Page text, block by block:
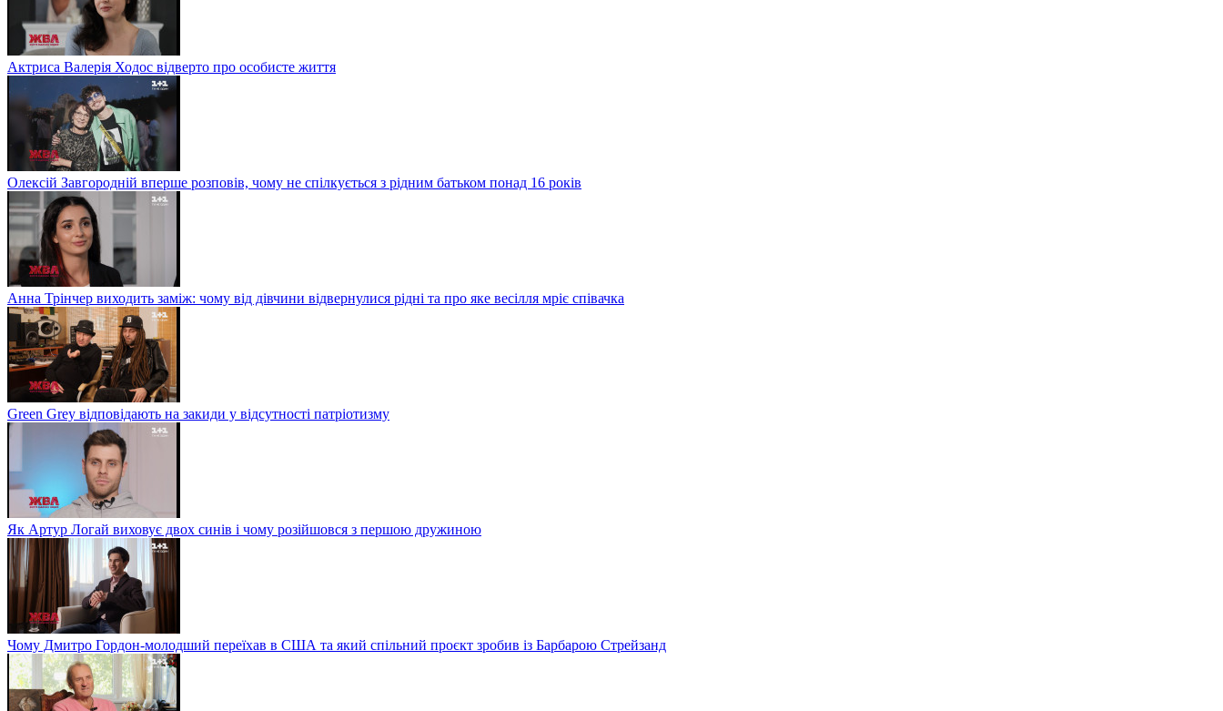
Актриса Валерія Ходос відверто про особисте життя
Олексій Завгородній вперше розповів, чому не спілкується з рідним батьком понад 16 років
Анна Трінчер виходить заміж: чому від дівчини відвернулися рідні та про яке весілля мріє співачка
Green Grey відповідають на закиди у відсутності патріотизму
Як Артур Логай виховує двох синів і чому розійшовся з першою дружиною
Чому Дмитро Гордон-молодший переїхав в США та який спільний проєкт зробив із Барбарою Стрейзанд